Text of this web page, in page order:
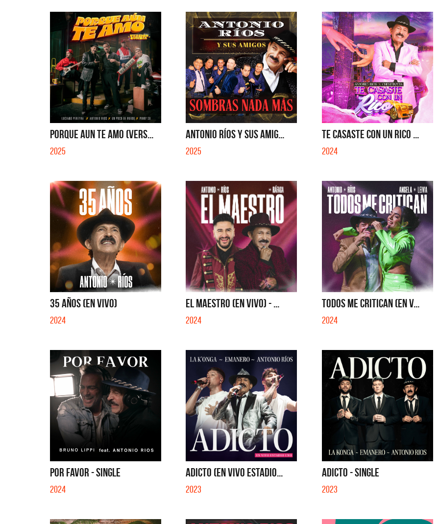
PORQUE AUN TE AMO (VERS...
2025
ANTONIO RÍOS Y SUS AMIG...
2025
TE CASASTE CON UN RICO ...
2024
35 AÑOS (EN VIVO)
2024
EL MAESTRO (EN VIVO) - ...
2024
TODOS ME CRITICAN (EN V...
2024
POR FAVOR - SINGLE
2024
ADICTO (EN VIVO ESTADIO...
2023
ADICTO - SINGLE
2023
La Muela y Sus Amigos La Joaqui